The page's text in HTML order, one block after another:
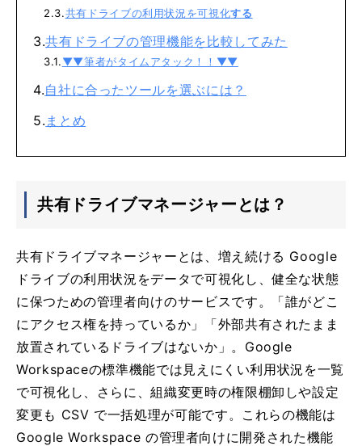
共有ドライブの利用状況を可視化する
共有ドライブの管理機能を比較してみた
▼▼筆者がタイムアタック！！▼▼
自社に合ったツールを選ぶには？
まとめ
共有ドライブマネージャーとは？
共有ドライブマネージャーとは、増え続ける Google
ドライブの利用状況をデータで可視化し、健全な状態
に保つための管理者向けのサービスです。「誰がどこ
にアクセス権を持っているか」「外部共有されたまま
放置されているドライブはないか」。Google
Workspaceの標準機能では見えにくい利用状況を一覧
で可視化し、さらに、組織変更時の権限棚卸しや設定
変更も CSV で一括処理が可能です。これらの機能は
Google Workspace の管理者向けに開発された機能